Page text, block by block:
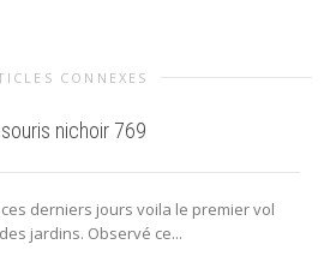
CONNEXES
nichoir 769
derniers jours voila le premier vol
jardins. Observé ce...